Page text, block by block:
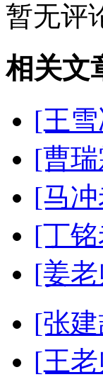
暂无评
相关文
[王
[曹
[马
[丁
[姜
[张
[王